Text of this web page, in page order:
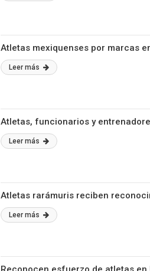
Atletas mexiquenses por marcas
Leer más
Atletas, funcionarios y
Leer más
Atletas rarámuris reciben
Leer más